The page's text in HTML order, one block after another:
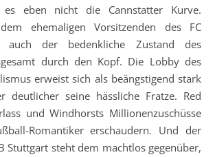
eben nicht die Cannstatter Kurve.
ehemaligen Vorsitzenden des FC
auch der bedenkliche Zustand des
durch den Kopf. Die Lobby des
erweist sich als beängstigend stark
deutlicher seine hässliche Fratze. Red
und Windhorsts Millionenzuschüsse
Romantiker erschaudern. Und der
Stuttgart steht dem machtlos gegenüber,